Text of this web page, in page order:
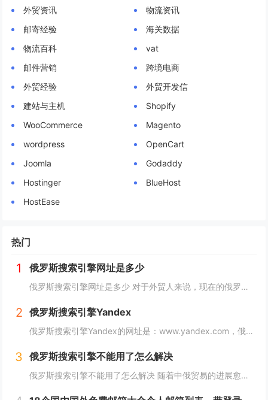
外贸资讯
物流资讯
邮寄经验
海关数据
物流百科
vat
邮件营销
跨境电商
外贸经验
外贸开发信
建站与主机
Shopify
WooCommerce
Magento
wordpress
OpenCart
Joomla
Godaddy
Hostinger
BlueHost
HostEase
热门
1 俄罗斯搜索引擎网址是多少
俄罗斯搜索引擎网址是多少 对于外贸人来说，现在的俄罗斯市场可以算是一个炙手可热的香饽饽，而要开发俄罗斯客户，就需要会用他们的搜索引擎，下面详细介绍俄罗斯搜索引擎网址是多少？ 俄罗斯搜索引擎网址是多少 俄罗斯引擎官方入口地址https...
2 俄罗斯搜索引擎Yandex
俄罗斯搜索引擎Yandex的网址是：www.yandex.com，俄罗斯最著名和最常用的搜索引擎之一，"Яндекс"（Yandex）提供搜索引擎、电子邮件、在线地图、音乐、新闻、视频等各种在线服务。 如果你想访问"Яндекс"（Yan...
3 俄罗斯搜索引擎不能用了怎么解决
俄罗斯搜索引擎不能用了怎么解决 随着中俄贸易的进展愈加顺利，越来越多的外贸人都尝试着与俄罗斯客户进行接触，而这最重要的便是学会使用俄罗斯搜索引擎，但很多人会发现自己的搜索引擎突然不能用了，下面，小编就来详细介绍下俄罗斯搜索引擎不能用了怎么解...